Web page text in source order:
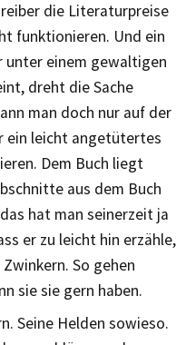
die Literaturpreise
funktionieren. Und ein
unter einem gewaltigen
dreht die Sache
man doch nur auf der
ein leicht angetütertes
Dem Buch liegt
aus dem Buch
hat man seinerzeit ja
er zu leicht hin erzähle,
So gehen
sie sie gern haben.
Seine Helden sowieso.